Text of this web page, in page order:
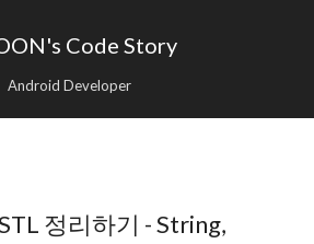
Code Story
Android Developer
정리하기 - String,